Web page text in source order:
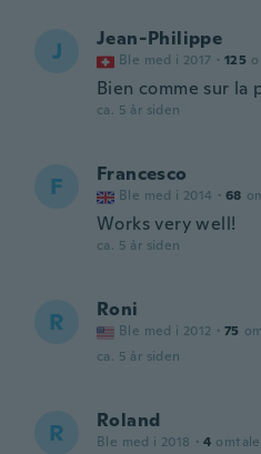
J Jean-Philippe
Ble med i 2017 · 125
Bien comme sur la
ca. 5 år siden
F Francesco
Ble med i 2014 · 68
Works very well!
ca. 5 år siden
R Roni
Ble med i 2012 · 75
ca. 5 år siden
R Roland
Ble med i 2018 · 4